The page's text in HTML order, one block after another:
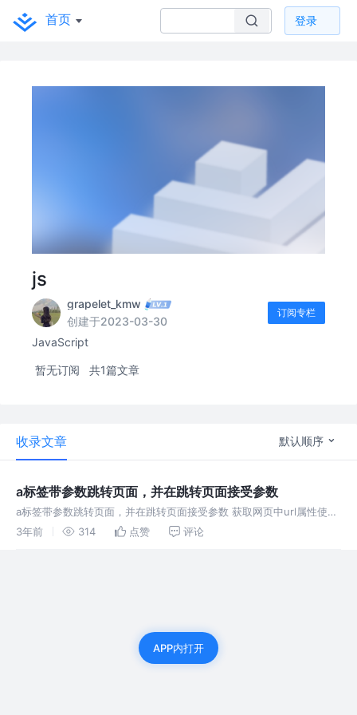
首页 登录
js
grapelet_kmw
创建于2023-03-30
订阅专栏
JavaScript
暂无订阅 共1篇文章
收录文章 默认顺序
a标签带参数跳转页面，并在跳转页面接受参数
a标签带参数跳转页面，并在跳转页面接受参数 获取网页中url属性使用
的是window.location对象
3年前 314 点赞 评论
APP内打开